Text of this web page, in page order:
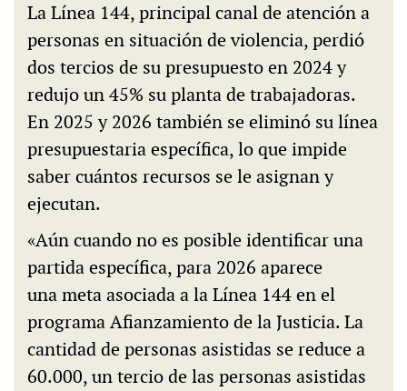
La Línea 144, principal canal de atención a
personas en situación de violencia, perdió
dos tercios de su presupuesto en 2024 y
redujo un 45% su planta de trabajadoras.
En 2025 y 2026 también se eliminó su línea
presupuestaria específica, lo que impide
saber cuántos recursos se le asignan y
ejecutan.
«Aún cuando no es posible identificar una
partida específica, para 2026 aparece
una meta asociada a la Línea 144 en el
programa Afianzamiento de la Justicia. La
cantidad de personas asistidas se reduce a
60.000, un tercio de las personas asistidas